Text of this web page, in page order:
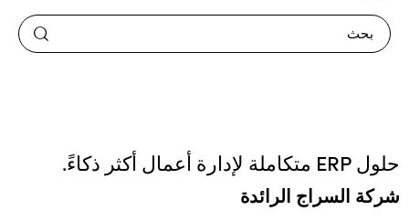
حلول ERP متكاملة لإدارة أعمال أكثر ذكاءً.
شركة السراج الرائدة